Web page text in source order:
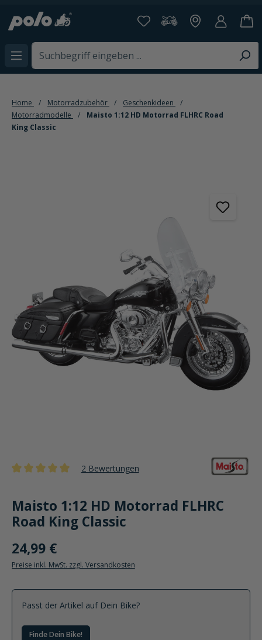
springen
Home Motorradzubehör
Geschenkideen
Motorradmodelle
Maisto 1:12 HD Motorrad FLHRC Road
King Classic
2 Bewertungen
Maisto 1:12 HD Motorrad FLHRC
Road King Classic
24,99 €
Preise inkl. MwSt. zzgl. Versandkosten
Passt der Artikel auf Dein Bike?
Finde Dein Bike!